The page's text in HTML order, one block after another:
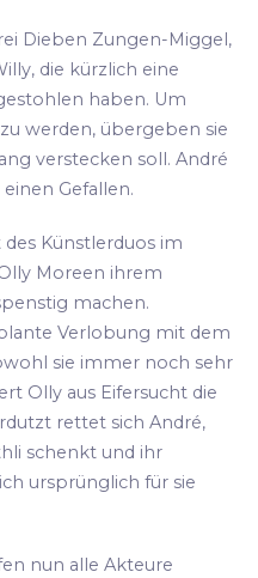
Dieben Zungen-Miggel,
die kürzlich eine
haben. Um
werden, übergeben sie
verstecken soll. André
Gefallen.
Künstlerduos im
Moreen ihrem
machen.
Verlobung mit dem
sie immer noch sehr
Olly aus Eifersucht die
rettet sich André,
schenkt und ihr
ursprünglich für sie
nun alle Akteure